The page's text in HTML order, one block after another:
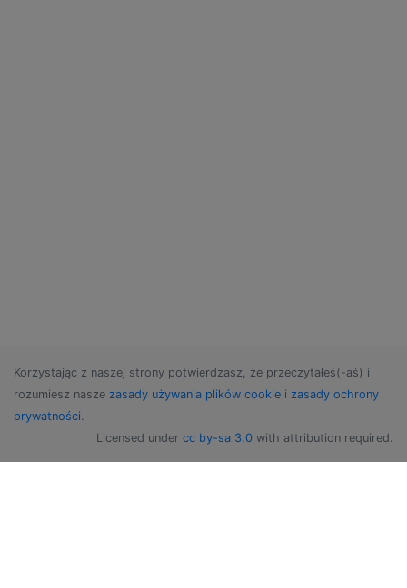
Korzystając z naszej strony potwierdzasz, że przeczytałeś(-aś) i
rozumiesz nasze zasady używania plików cookie i zasady ochrony
prywatności.
Licensed under cc by-sa 3.0 with attribution required.